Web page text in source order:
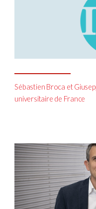
Sébastien Broca et
universitaire de France